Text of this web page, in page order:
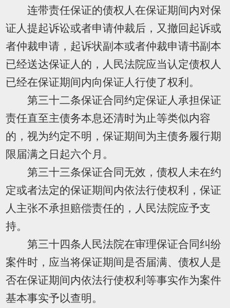
连带责任保证的债权人在保证期间内对保
证人提起诉讼或者申请仲裁后，又撤回起诉或
者仲裁申请，起诉状副本或者仲裁申请书副本
已经送达保证人的，人民法院应当认定债权人
已经在保证期间内向保证人行使了权利。
第三十二条保证合同约定保证人承担保证
责任直至主债务本息还清时为止等类似内容
的，视为约定不明，保证期间为主债务履行期
限届满之日起六个月。
第三十三条保证合同无效，债权人未在约
定或者法定的保证期间内依法行使权利，保证
人主张不承担赔偿责任的，人民法院应予支
持。
第三十四条人民法院在审理保证合同纠纷
案件时，应当将保证期间是否届满、债权人是
否在保证期间内依法行使权利等事实作为案件
基本事实予以查明。